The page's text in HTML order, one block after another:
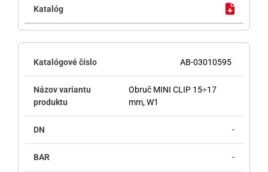
AB-03010595
Obruč MINI CLIP 15÷17
mm, W1
-
-